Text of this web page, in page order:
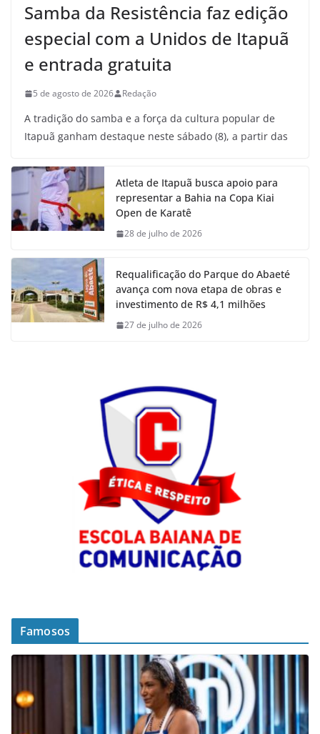
Samba da Resistência faz edição
especial com a Unidos de Itapuã
e entrada gratuita
5 de agosto de 2026 Redação
A tradição do samba e a força da cultura popular de
Itapuã ganham destaque neste sábado (8), a partir das
Atleta de Itapuã busca apoio para
representar a Bahia na Copa Kiai
Open de Karatê
28 de julho de 2026
Requalificação do Parque do Abaeté
avança com nova etapa de obras e
investimento de R$ 4,1 milhões
27 de julho de 2026
Famosos